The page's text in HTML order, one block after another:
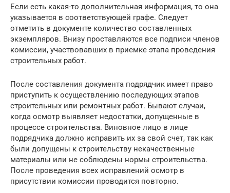
Если есть какая-то дополнительная информация, то она
указывается в соответствующей графе. Следует
отметить в документе количество составленных
экземпляров. Внизу проставляются все подписи членов
комиссии, участвовавших в приемке этапа проведения
строительных работ.
После составления документа подрядчик имеет право
приступить к осуществлению последующих этапов
строительных или ремонтных работ. Бывают случаи,
когда осмотр выявляет недостатки, допущенные в
процессе строительства. Виновное лицо в лице
подрядчика должно исправить их за свой счет, так как
были допущены к строительству некачественные
материалы или не соблюдены нормы строительства.
После проведения всех исправлений осмотр в
присутствии комиссии проводится повторно.